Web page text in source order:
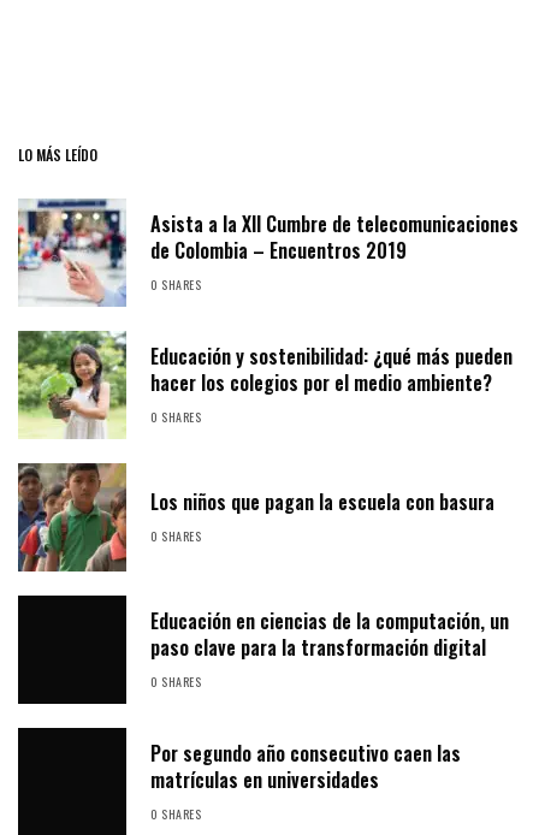
LO MÁS LEÍDO
Asista a la XII Cumbre de telecomunicaciones
de Colombia – Encuentros 2019
0 SHARES
Educación y sostenibilidad: ¿qué más pueden
hacer los colegios por el medio ambiente?
0 SHARES
Los niños que pagan la escuela con basura
0 SHARES
Educación en ciencias de la computación, un
paso clave para la transformación digital
0 SHARES
Por segundo año consecutivo caen las
matrículas en universidades
0 SHARES